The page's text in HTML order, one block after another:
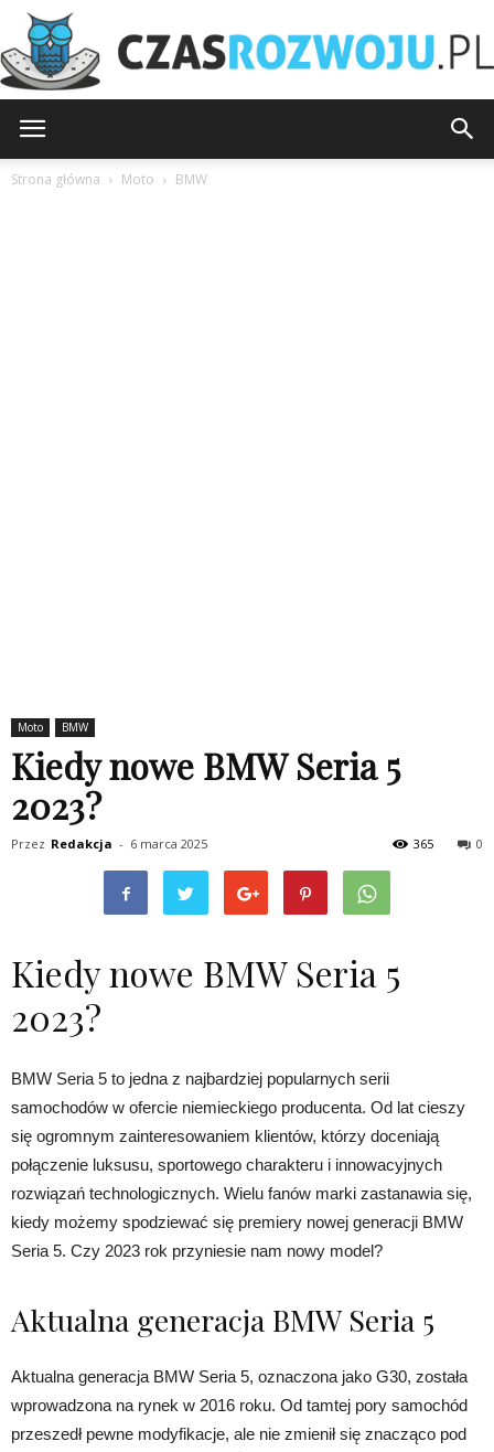
Strona główna Moto BMW
Moto BMW
Kiedy nowe BMW Seria 5
2023?
Przez Redakcja - 6 marca 2025 0
365
Kiedy nowe BMW Seria 5
2023?
BMW Seria 5 to jedna z najbardziej popularnych serii
samochodów w ofercie niemieckiego producenta. Od lat cieszy
się ogromnym zainteresowaniem klientów, którzy doceniają
połączenie luksusu, sportowego charakteru i innowacyjnych
rozwiązań technologicznych. Wielu fanów marki zastanawia się,
kiedy możemy spodziewać się premiery nowej generacji BMW
Seria 5. Czy 2023 rok przyniesie nam nowy model?
Aktualna generacja BMW Seria 5
Aktualna generacja BMW Seria 5, oznaczona jako G30, została
wprowadzona na rynek w 2016 roku. Od tamtej pory samochód
przeszedł pewne modyfikacje, ale nie zmienił się znacząco pod